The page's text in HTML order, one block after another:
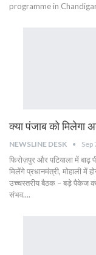
programme in
क्या पंजाब को
NEWSLINE DESK Sep
फिरोज़पुर और पटियाला में बाढ़
मिलेंगे प्रधानमंत्री, मोहाली में
उच्चस्तरीय बैठक – बड़े पैकेज
संभव....